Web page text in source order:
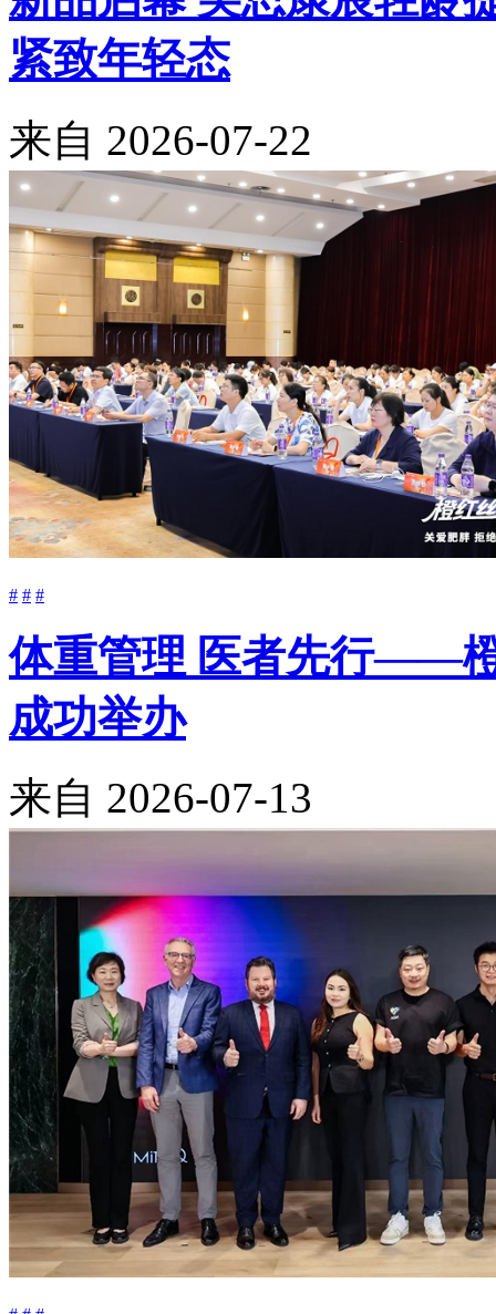
紧致年轻态
来自 2026-07-22
# # #
体重管理 医者先行——
成功举办
来自 2026-07-13